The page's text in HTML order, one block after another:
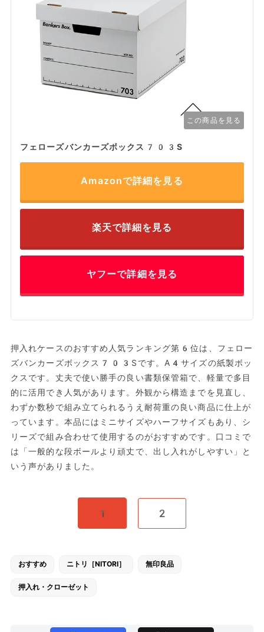
この商品を見る
フェローズバンカーズボックス703S
Amazonで詳細を見る
楽天で詳細を見る
ヤフーで詳細を見る
押入れケースのおすすめ人気ランキング第6位は、フェロー
ズバンカーズボックス703Sです。A4サイズの紙製ボッ
クスです。丈夫で使い勝手の良い書類保管箱で、軽量で多目
的に活用でき人気があります。外観から構造までを見直し、
わずか数秒で組み立てられるうえ耐荷重の良い商品に仕上が
っています。本品にはミニサイズやハーフサイズもあり、シ
リーズで組み合わせて使用するのがおすすめです。口コミで
は「一般的な段ボールより頑丈で、出し入れがしやすい」と
いう声がありました。
1 2
おすすめ ニトリ［NITORI］ 無印良品
押入れ・クローゼット